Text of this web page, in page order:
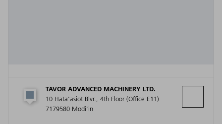
TAVOR ADVANCED MACHINERY LTD.
10 Hata'asiot Blvr., 4th Floor (Office E11)
7179580 Modi'in